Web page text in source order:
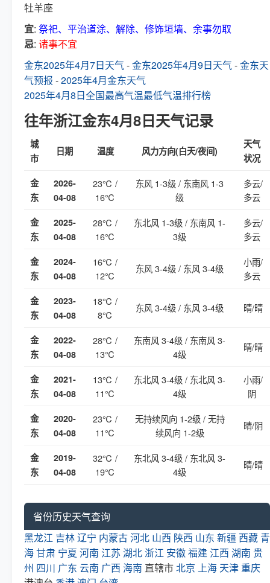
牡羊座
宜: 祭祀、平治道涂、解除、修饰垣墙、余事勿取
忌: 诸事不宜
金东2025年4月7日天气-金东2025年4月9日天气-金东天
气预报 -2025年4月金东天气
2025年4月8日全国最高气温最低气温排行榜
往年浙江金东4月8日天气记录
城
市
日期 温度 风力方向(白天/夜间)
天气
状况
金
东
2026-
04-08
23℃ /
16℃
东风 1-3级 / 东南风 1-3
级
多云/
多云
金
东
2025-
04-08
28℃ /
16℃
东北风 1-3级 / 东南风 1-
3级
多云/
多云
金
东
2024-
04-08
16℃ /
12℃
东风 3-4级 / 东风 3-4级
小雨/
多云
金
东
2023-
04-08
18℃ /
8℃
东风 3-4级 / 东风 3-4级 晴/晴
金
东
2022-
04-08
28℃ /
13℃
东南风 3-4级 / 东南风 3-
4级
晴/晴
金
东
2021-
04-08
13℃ /
11℃
东北风 3-4级 / 东北风 3-
4级
小雨/
阴
金
东
2020-
04-08
23℃ /
11℃
无持续风向 1-2级 / 无持
续风向 1-2级
晴/阴
金
东
2019-
04-08
32℃ /
19℃
东北风 3-4级 / 东北风 3-
4级
晴/晴
省份历史天气查询
黑龙江 吉林辽宁 内蒙古河北 山西 陕西 山东 新疆 西藏 青
海甘肃 宁夏 河南 江苏 湖北 浙江 安徽福建 江西 湖南 贵
州 四川 广东 云南 广西 海南 直辖市北京 上海 天津 重庆